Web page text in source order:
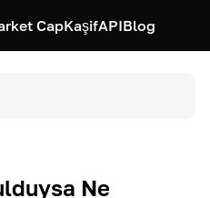
CapKaşifAPIBlog
Ne